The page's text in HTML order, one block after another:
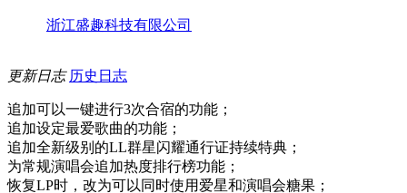
浙江盛趣科技有限公司
更新日志 历史日志
追加可以一键进行3次合宿的功能；
追加设定最爱歌曲的功能；
追加全新级别的LL群星闪耀通行证持续特典；
为常规演唱会追加热度排行榜功能；
恢复LP时，改为可以同时使用爱星和演唱会糖果；